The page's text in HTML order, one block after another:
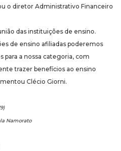
o diretor Administrativo Financeiro
das instituições de ensino.
de ensino afiliadas poderemos
para a nossa categoria, com
trazer benefícios ao ensino
Clécio Giorni.
Namorato